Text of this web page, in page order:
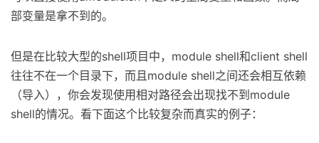
部变量是拿不到的。
但是在比较大型的shell项目中，module shell和client shell
往往不在一个目录下，而且module shell之间还会相互依赖
（导入），你会发现使用相对路径会出现找不到module
shell的情况。看下面这个比较复杂而真实的例子：